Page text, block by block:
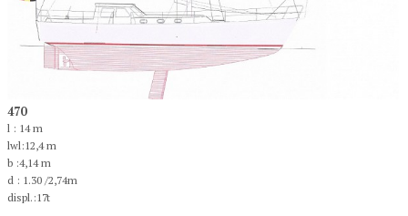
470
l : 14 m
lwl:12,4 m
b :4,14 m
d : 1.30 /2,74m
displ.:17t